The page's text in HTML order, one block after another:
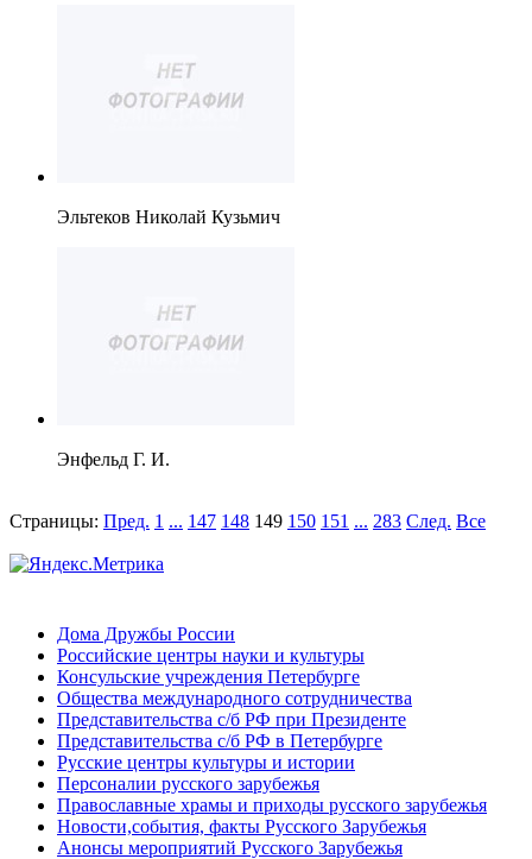
Эльтеков Николай Кузьмич
Энфельд Г. И.
Страницы: Пред. 1 ... 147 148 149 150 151 ... 283 След. Все
Дома Дружбы России
Российские центры науки и культуры
Консульские учреждения Петербурге
Общества международного сотрудничества
Представительства с/б РФ при Президенте
Представительства с/б РФ в Петербурге
Русские центры культуры и истории
Персоналии русского зарубежья
Православные храмы и приходы русского зарубежья
Новости,события, факты Русского Зарубежья
Анонсы мероприятий Русского Зарубежья